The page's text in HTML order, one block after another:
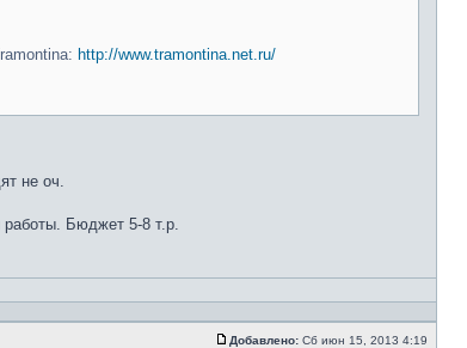
http://www.tramontina.net.ru/
не оч.
работы. Бюджет 5-8 т.р.
Добавлено: Сб июн 15, 2013 4:19